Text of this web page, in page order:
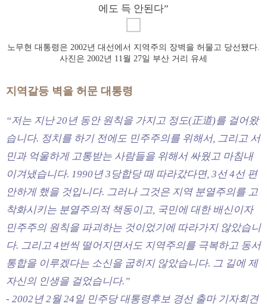
에도 득 안된다”
노무현 대통령은 2002년 대선에서 지역주의 장벽을 허물고 당선됐다.
사진은 2002년 11월 27일 부산 거리 유세
지역갈등 벽을 허문 대통령
“저는 지난 20년 동안 원칙을 가지고 정도(正道)를 걸어왔
습니다. 정치를 하기 전에도 민주주의를 위해서, 그리고 서
민과 억울하게 고통받는 사람들을 위해서 싸웠고 마침내
이겨냈습니다. 1990년 3당합당 때 따라갔다면, 3선 4선 편
안하게 했을 것입니다. 그러나 그것은 지역 분열주의를 고
착화시키는 분열주의적 책동이고, 국민에 대한 배신이자
민주주의 원칙을 파괴하는 것이었기에 따라가지 않았습니
다. 그리고 4번씩 떨어지면서도 지역주의를 극복하고 동서
통합을 이루겠다는 소신을 굽히지 않았습니다. 그 길에 제
자신의 인생을 걸었습니다.”
- 2002년 2월 24일 민주당 대통령후보 경선 출마 기자회견